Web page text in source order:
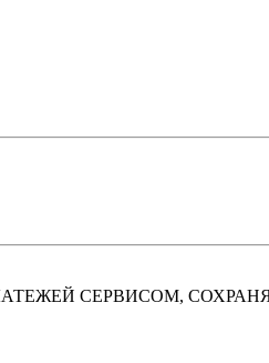
СЕРВИСОМ,